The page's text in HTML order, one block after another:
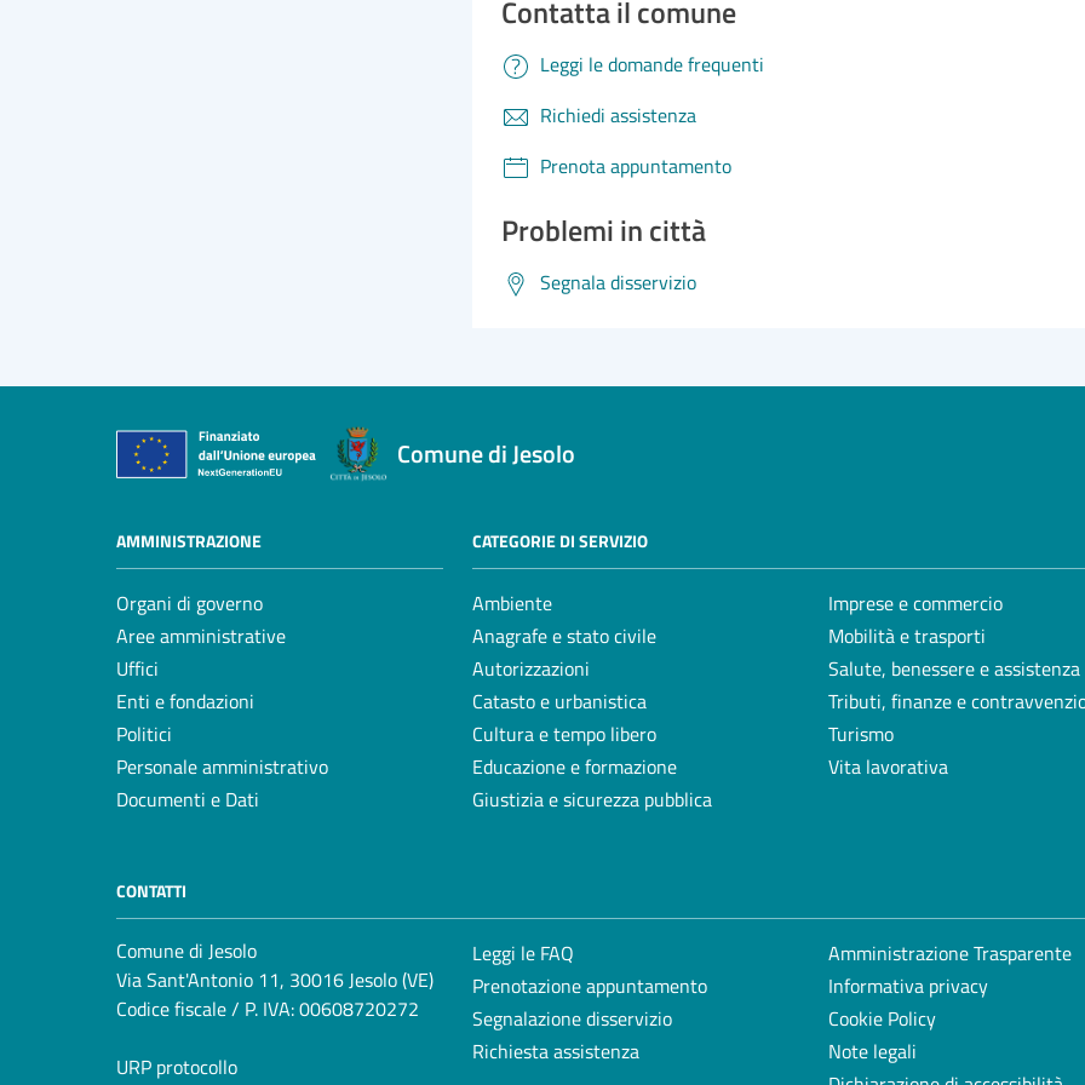
Contatta il comune
Leggi le domande frequenti
Richiedi assistenza
Prenota appuntamento
Problemi in città
Segnala disservizio
Comune di Jesolo
AMMINISTRAZIONE
Organi di governo
Aree amministrative
Uffici
Enti e fondazioni
Politici
Personale amministrativo
Documenti e Dati
CATEGORIE DI SERVIZIO
Ambiente
Anagrafe e stato civile
Autorizzazioni
Catasto e urbanistica
Cultura e tempo libero
Educazione e formazione
Giustizia e sicurezza pubblica
Imprese e commercio
Mobilità e trasporti
Salute, benessere e assistenza
Tributi, finanze e
Turismo
Vita lavorativa
CONTATTI
Comune di Jesolo
Via Sant'Antonio 11, 30016 Jesolo (VE)
Codice fiscale / P. IVA: 00608720272
URP protocollo
Leggi le FAQ
Prenotazione appuntamento
Segnalazione disservizio
Richiesta assistenza
Amministrazione Trasparente
Informativa privacy
Cookie Policy
Note legali